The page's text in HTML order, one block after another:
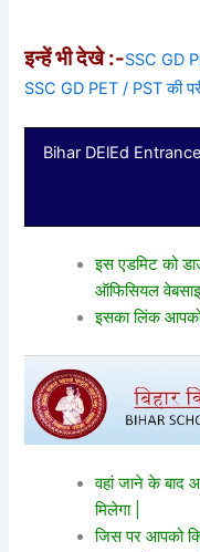
इन्हें भी देखे :-SSC GD
SSC GD PET / PST की
Bihar DElEd
इस एडमिट को
ऑफिसियल
इसका लिंक आपको
वहां जाने के बाद
मिलेगा |
जिस पर आपको